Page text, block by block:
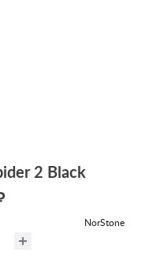
2 Black
NorStone